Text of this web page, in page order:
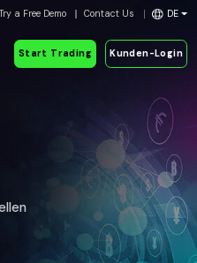
a Free Demo Contact Us DE
Start Trading Kunden-Login